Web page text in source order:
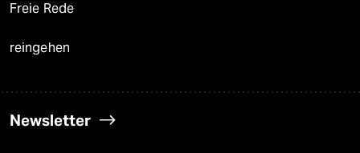
Freie Rede
reingehen
Newsletter